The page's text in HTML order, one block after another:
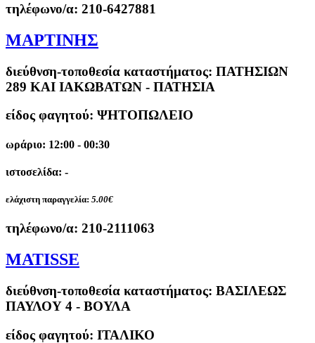
τηλέφωνο/α: 210-6427881
ΜΑΡΤΙΝΗΣ
διεύθνση-τοποθεσία καταστήματος: ΠΑΤΗΣΙΩΝ
289 ΚΑΙ ΙΑΚΩΒΑΤΩΝ - ΠΑΤΗΣΙΑ
είδος φαγητού: ΨΗΤΟΠΩΛΕΙΟ
ωράριο: 12:00 - 00:30
ιστοσελίδα: -
ελάχιστη παραγγελία: 5.00€
τηλέφωνο/α: 210-2111063
MATISSE
διεύθνση-τοποθεσία καταστήματος: ΒΑΣΙΛΕΩΣ
ΠΑΥΛΟΥ 4 - ΒΟΥΛΑ
είδος φαγητού: ΙΤΑΛΙΚΟ